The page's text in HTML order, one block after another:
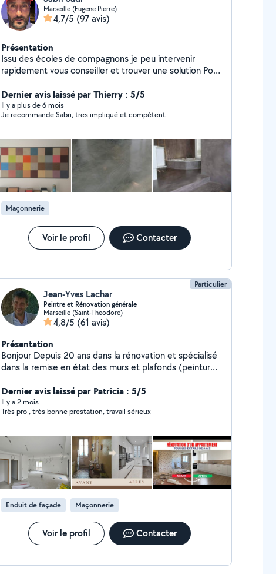
Marseille (Eugene Pierre)
4,7/5 (97 avis)
Présentation
Issu des écoles de compagnons je peu intervenir
rapidement vous conseiller et trouver une solution Pour
Dernier avis laissé par Thierry : 5/5
Il y a plus de 6 mois
Je recommande Sabri, tres impliqué et compétent.
Maçonnerie
Voir le profil Contacter
Particulier
Jean-Yves Lachar
Peintre et Rénovation générale
Marseille (Saint-Theodore)
4,8/5 (61 avis)
Présentation
Bonjour Depuis 20 ans dans la rénovation et spécialisé
dans la remise en état des murs et plafonds (peinture,
également en collaboration avec les assurances pour
les sinistres ( envoie ee devis aux assurances) vous
pouvez faire appel à moi pour tous types de travaux :
maçonnerie,montage de meubles,pose
cuisine,rénovation salle de bain, plomberie et
électricité.
Dernier avis laissé par Patricia : 5/5
Il y a 2 mois
Très pro , très bonne prestation, travail sérieux
Enduit de façade Maçonnerie
Voir le profil Contacter